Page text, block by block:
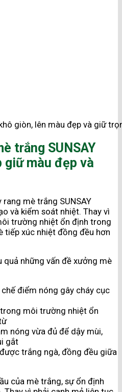
giòn, lên màu đẹp và giữ
trắng SUNSAY
giữ màu đẹp và
mè trắng SUNSAY
và kiểm soát nhiệt. Thay vì
trường nhiệt ổn định trong
tiếp xúc nhiệt đồng đều hơn
quả những vấn đề xưởng mè
điểm nóng gây cháy cục
môi trường nhiệt ổn
nóng vừa đủ để dậy mùi,
gắt
trắng ngà, đồng đều giữa
của mè trắng, sự ổn định